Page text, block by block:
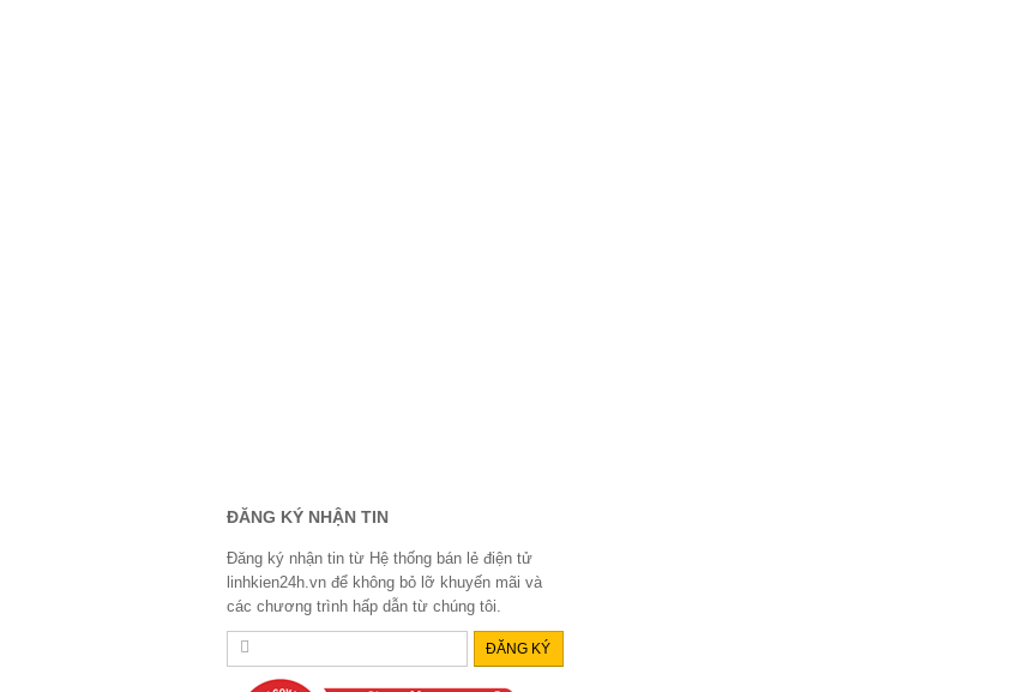
ĐĂNG KÝ NHẬN TIN
Đăng ký nhận tin từ Hệ thống bán lẻ điện tử
linhkien24h.vn để không bỏ lỡ khuyến mãi và
các chương trình hấp dẫn từ chúng tôi.